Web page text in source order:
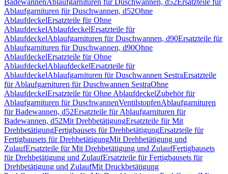
BadewannenAblaufgarnituren für Duschwannen, d52Ersatzteile für
Ablaufgarnituren für Duschwannen, d52Ohne
AblaufdeckelErsatzteile für Ohne
AblaufdeckelAblaufdeckelErsatzteile für
AblaufdeckelAblaufgarnituren für Duschwannen, d90Ersatzteile für
Ablaufgarnituren für Duschwannen, d90Ohne
AblaufdeckelErsatzteile für Ohne
AblaufdeckelAblaufdeckelErsatzteile für
AblaufdeckelAblaufgarnituren für Duschwannen SestraErsatzteile
für Ablaufgarnituren für Duschwannen SestraOhne
AblaufdeckelErsatzteile für Ohne AblaufdeckelZubehör für
Ablaufgarnituren für DuschwannenVentilstopfenAblaufgarnituren
für Badewannen, d52Ersatzteile für Ablaufgarnituren für
Badewannen, d52Mit DrehbetätigungErsatzteile für Mit
DrehbetätigungFertigbausets für DrehbetätigungErsatzteile für
Fertigbausets für DrehbetätigungMit Drehbetätigung und
ZulaufErsatzteile für Mit Drehbetätigung und ZulaufFertigbausets
für Drehbetätigung und ZulaufErsatzteile für Fertigbausets für
Drehbetätigung und ZulaufMit Druckbetätigung